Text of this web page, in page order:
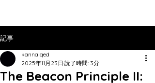
記事
The Beacon Principle II:
kanna qed
2025年11月23日 読了時間: 3分